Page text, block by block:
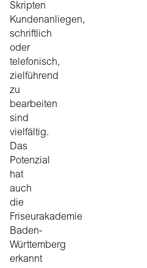
Skripten
Kundenanliegen,
schriftlich
oder
telefonisch,
zielführend
zu
bearbeiten
sind
vielfältig.
Das
Potenzial
hat
auch
die
Friseurakademie
Baden-
Württemberg
erkannt